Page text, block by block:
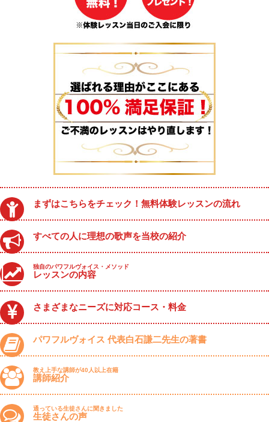
まずはこちらをチェック！無料体験レッスンの流れ
すべての人に理想の歌声を当校の紹介
独自のパワフルヴォイス・メソッド
レッスンの内容
さまざまなニーズに対応コース・料金
パワフルヴォイス 代表白石謙二先生の著書
教え上手な講師が40人以上在籍
講師紹介
通っている生徒さんに聞きました
生徒さんの声